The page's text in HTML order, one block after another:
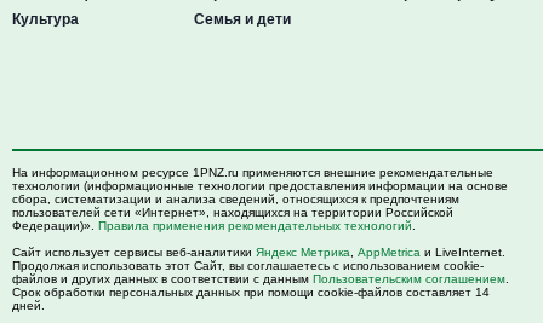
Культура
Семья и дети
На информационном ресурсе 1PNZ.ru применяются внешние рекомендательные
технологии (информационные технологии предоставления информации на основе
сбора, систематизации и анализа сведений, относящихся к предпочтениям
пользователей сети «Интернет», находящихся на территории Российской
Федерации)». Правила применения рекомендательных технологий
Сайт использует сервисы веб-аналитики Яндекс Метрика AppMetrica и LiveInternet.
Продолжая использовать этот Сайт, вы соглашаетесь с использованием cookie-
файлов и других данных в соответствии с данным Пользовательским соглашением
Срок обработки персональных данных при помощи cookie-файлов составляет 14
дней.